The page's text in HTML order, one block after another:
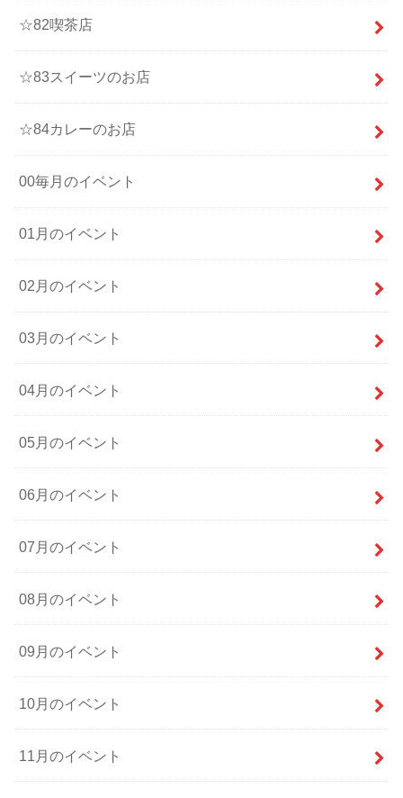
☆82喫茶店
☆83スイーツのお店
☆84カレーのお店
00毎月のイベント
01月のイベント
02月のイベント
03月のイベント
04月のイベント
05月のイベント
06月のイベント
07月のイベント
08月のイベント
09月のイベント
10月のイベント
11月のイベント